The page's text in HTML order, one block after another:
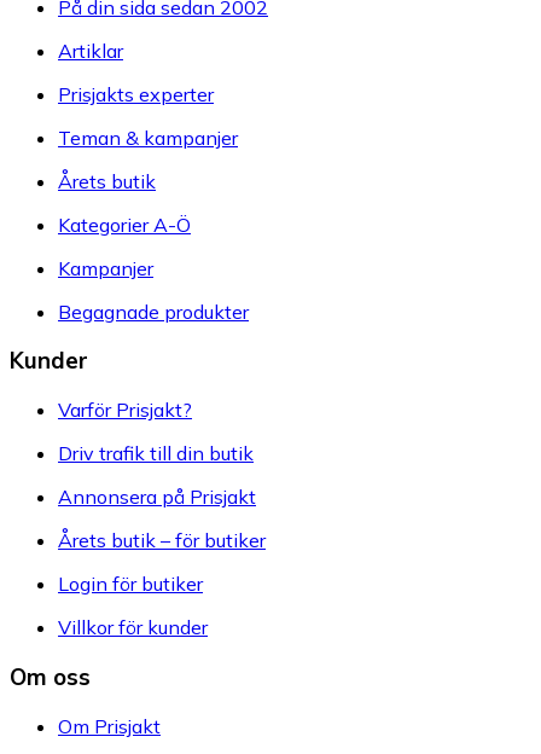
På din sida sedan 2002
Artiklar
Prisjakts experter
Teman & kampanjer
Årets butik
Kategorier A-Ö
Kampanjer
Begagnade produkter
Kunder
Varför Prisjakt?
Driv trafik till din butik
Annonsera på Prisjakt
Årets butik – för butiker
Login för butiker
Villkor för kunder
Om oss
Om Prisjakt